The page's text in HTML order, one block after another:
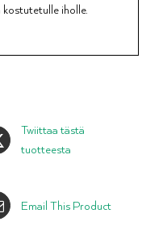
kostutetulle iholle.
Twiittaa tästä
tuotteesta
Email This Product